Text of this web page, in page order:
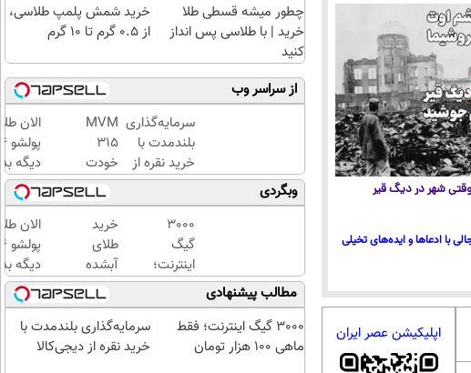
/ وقتی شهر در دیگ قیر
با ادعاها و ایده‌های تخیلی
اپلیکیشن عصر ایران
چطور میشه قسطی طلا
خرید | با طلاسی پس انداز
کنید
خرید شمش پلمپ طلاسی،
از ۰.۵ گرم تا ۱۰ گرم
از سراسر وب
سرمایه‌گذاری
بلندمدت با
خرید نقره از
دیجی‌کالا
MVM
315
خودت
رو
میخوای
بفروش؟
با
خودرو45
سریع
بفروش
الان
دیگه
طلا با
بی‌بهره
وبگردی
3000
گیگ
اینترنت؛
فقط
ماهی
100
هزار
خرید
طلای
آبشده
حتی با
۱۰۰هزارتومان
الان
دیگه
طلا با
بی‌بهره
مطالب پیشنهادی
3000 گیگ اینترنت؛ فقط
ماهی 100 هزار تومان
سرمایه‌گذاری بلندمدت با
خرید نقره از دیجی‌کالا